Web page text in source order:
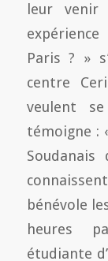
leur
Paris ? »
centre
veulent
témoigne :
bénévole
heures
étudiante